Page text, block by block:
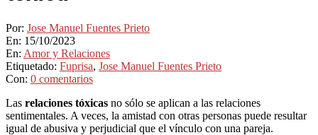
Por: Jose Manuel Fuentes Prieto
En: 15/10/2023
En: Amor y Relaciones
Etiquetado: Fuprisa, Jose Manuel Fuentes Prieto
Con: 0 comentarios
Las relaciones tóxicas no sólo se aplican a las relaciones
sentimentales. A veces, la amistad con otras personas puede resultar
igual de abusiva y perjudicial que el vínculo con una pareja.